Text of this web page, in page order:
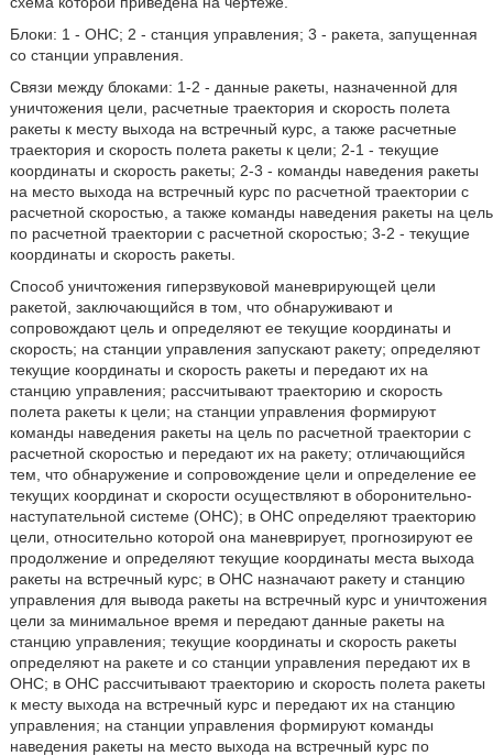
Блоки: 1 - ОНС; 2 - станция управления; 3 - ракета, запущенная
со станции управления.
Связи между блоками: 1-2 - данные ракеты, назначенной для
уничтожения цели, расчетные траектория и скорость полета
ракеты к месту выхода на встречный курс, а также расчетные
траектория и скорость полета ракеты к цели; 2-1 - текущие
координаты и скорость ракеты; 2-3 - команды наведения ракеты
на место выхода на встречный курс по расчетной траектории с
расчетной скоростью, а также команды наведения ракеты на цель
по расчетной траектории с расчетной скоростью; 3-2 - текущие
координаты и скорость ракеты.
Способ уничтожения гиперзвуковой маневрирующей цели
ракетой, заключающийся в том, что обнаруживают и
сопровождают цель и определяют ее текущие координаты и
скорость; на станции управления запускают ракету; определяют
текущие координаты и скорость ракеты и передают их на
станцию управления; рассчитывают траекторию и скорость
полета ракеты к цели; на станции управления формируют
команды наведения ракеты на цель по расчетной траектории с
расчетной скоростью и передают их на ракету; отличающийся
тем, что обнаружение и сопровождение цели и определение ее
текущих координат и скорости осуществляют в оборонительно-
наступательной системе (ОНС); в ОНС определяют траекторию
цели, относительно которой она маневрирует, прогнозируют ее
продолжение и определяют текущие координаты места выхода
ракеты на встречный курс; в ОНС назначают ракету и станцию
управления для вывода ракеты на встречный курс и уничтожения
цели за минимальное время и передают данные ракеты на
станцию управления; текущие координаты и скорость ракеты
определяют на ракете и со станции управления передают их в
ОНС; в ОНС рассчитывают траекторию и скорость полета ракеты
к месту выхода на встречный курс и передают их на станцию
управления; на станции управления формируют команды
наведения ракеты на место выхода на встречный курс по